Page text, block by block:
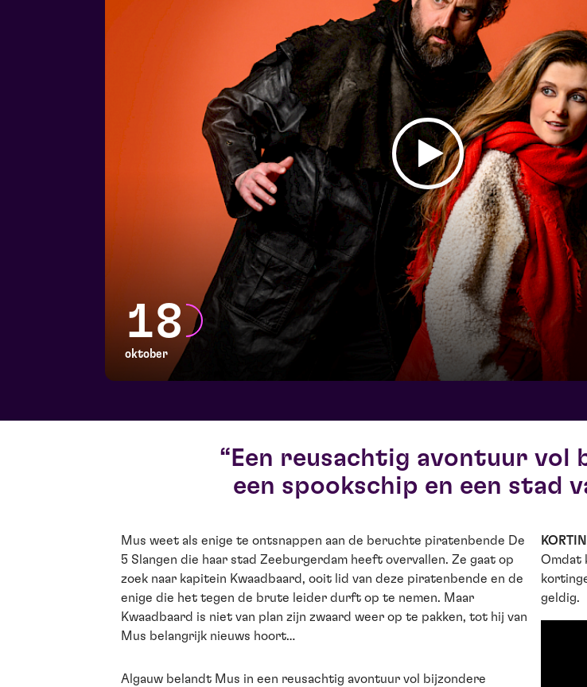
18
oktober
Een reusachtig avontuur vol
een spookschip en een stad
Mus weet als enige te ontsnappen aan de beruchte piratenbende De
5 Slangen die haar stad Zeeburgerdam heeft overvallen. Ze gaat op
zoek naar kapitein Kwaadbaard, ooit lid van deze piratenbende en de
enige die het tegen de brute leider durft op te nemen. Maar
Kwaadbaard is niet van plan zijn zwaard weer op te pakken, tot hij van
Mus belangrijk nieuws hoort…
Algauw belandt Mus in een reusachtig avontuur vol bijzondere
Omdat
geldig.